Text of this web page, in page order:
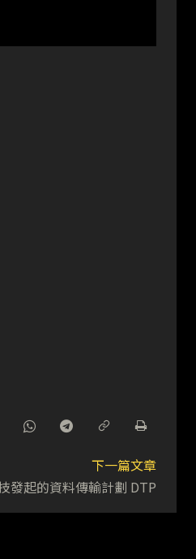
下一篇文章
發起的資料傳輸計劃 DTP